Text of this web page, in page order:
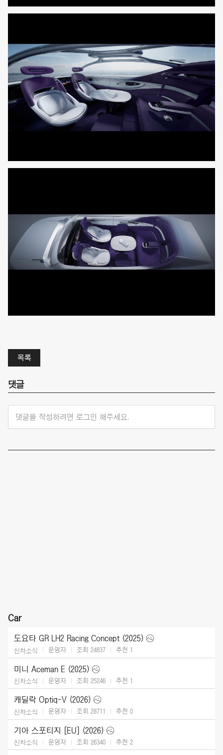
목록
댓글
댓글을 작성하려면 로그인 해주세요.
Car
도요타 GR LH2 Racing Concept (2025)
신차소식 운영자 조회 24837 추천 1
미니 Aceman E (2025)
신차소식 운영자 조회 25246 추천 1
캐딜락 Optiq-V (2026)
신차소식 운영자 조회 28711 추천 0
기아 스포티지 [EU] (2026)
신차소식 운영자 조회 26340 추천 2